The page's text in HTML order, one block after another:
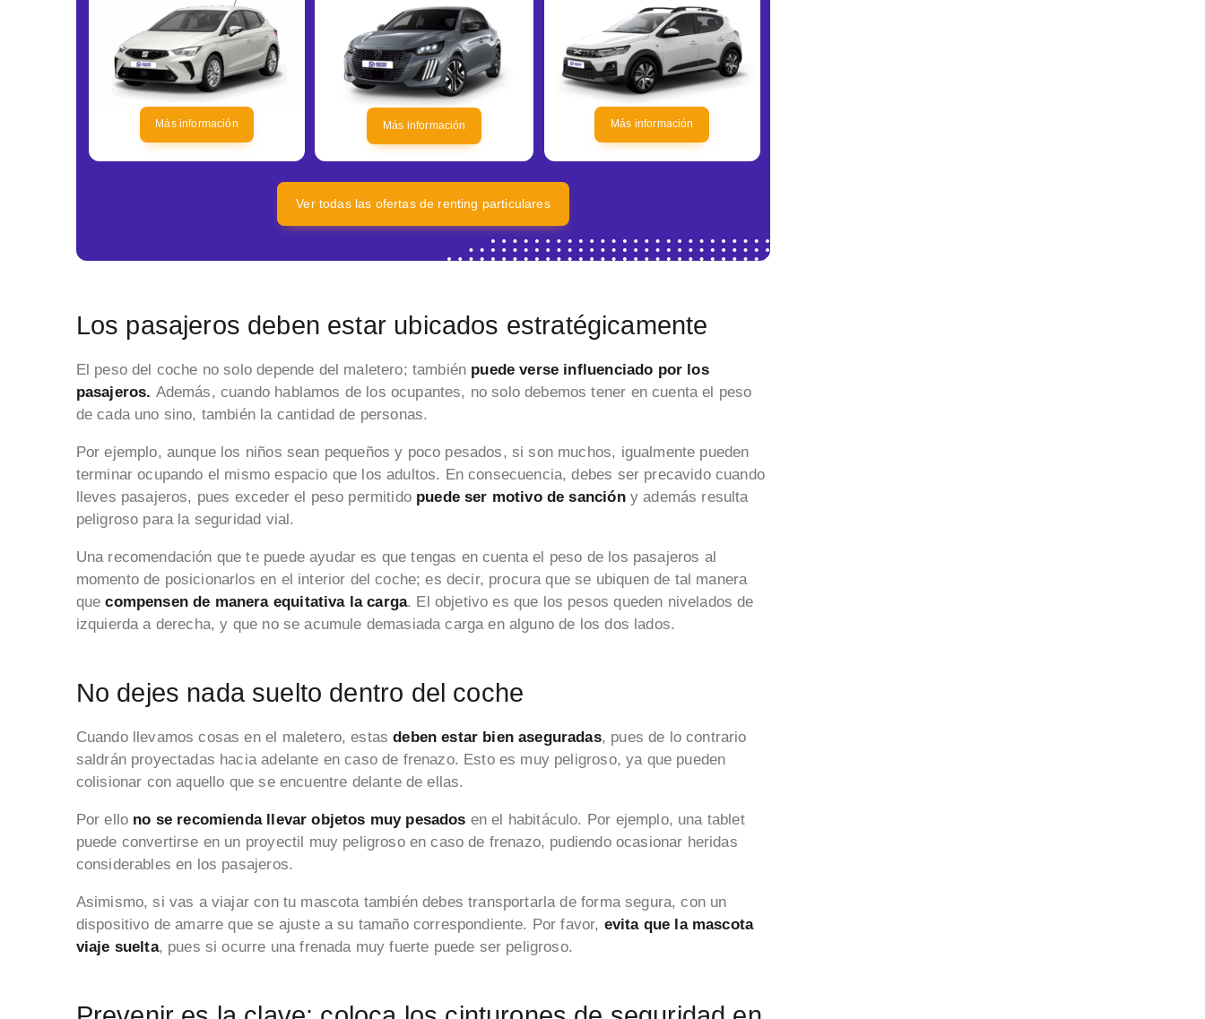
Más información Más información Más información
Ver todas las ofertas de renting particulares
Los pasajeros deben estar ubicados estratégicamente
El peso del coche no solo depende del maletero; también puede verse influenciado por los
pasajeros. Además, cuando hablamos de los ocupantes, no solo debemos tener en cuenta el peso
de cada uno sino, también la cantidad de personas.
Por ejemplo, aunque los niños sean pequeños y poco pesados, si son muchos, igualmente pueden
terminar ocupando el mismo espacio que los adultos. En consecuencia, debes ser precavido cuando
lleves pasajeros, pues exceder el peso permitido puede ser motivo de sancióny además resulta
peligroso para la seguridad vial.
Una recomendación que te puede ayudar es que tengas en cuenta el peso de los pasajeros al
momento de posicionarlos en el interior del coche; es decir, procura que se ubiquen de tal manera
quecompensen de manera equitativa la carga. El objetivo es que los pesos queden nivelados de
izquierda a derecha, y que no se acumule demasiada carga en alguno de los dos lados.
No dejes nada suelto dentro del coche
Cuando llevamos cosas en el maletero, estas deben estar bien aseguradas, pues de lo contrario
saldrán proyectadas hacia adelante en caso de frenazo. Esto es muy peligroso, ya que pueden
colisionar con aquello que se encuentre delante de ellas.
Por ello no se recomienda llevar objetos muy pesados en el habitáculo. Por ejemplo, una tablet
puede convertirse en un proyectil muy peligroso en caso de frenazo, pudiendo ocasionar heridas
considerables en los pasajeros.
Asimismo, si vas a viajar con tu mascota también debes transportarla de forma segura, con un
dispositivo de amarre que se ajuste a su tamaño correspondiente. Por favor, evita que la mascota
viaje suelta, pues si ocurre una frenada muy fuerte puede ser peligroso.